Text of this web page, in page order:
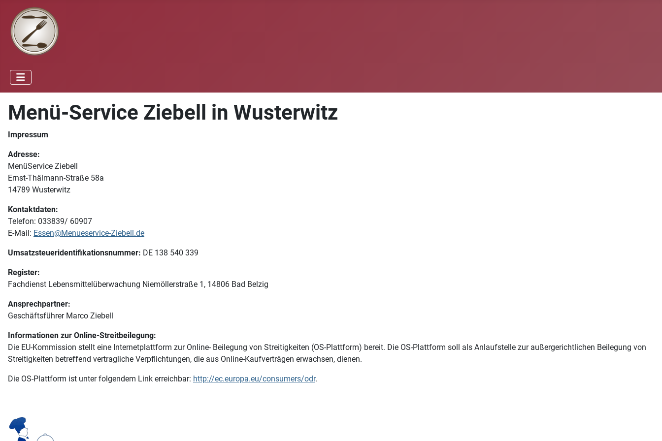
Menü-Service Ziebell in Wusterwitz
Impressum
Adresse:
MenüService Ziebell
Ernst-Thälmann-Straße 58a
14789 Wusterwitz
Kontaktdaten:
Telefon: 033839/ 60907
E-Mail: Essen@Menueservice-Ziebell.de
Umsatzsteueridentifikationsnummer: DE 138 540 339
Register:
Fachdienst Lebensmittelüberwachung Niemöllerstraße 1, 14806 Bad Belzig
Ansprechpartner:
Geschäftsführer Marco Ziebell
Informationen zur Online-Streitbeilegung:
Die EU-Kommission stellt eine Internetplattform zur Online- Beilegung von Streitigkeiten (OS-Plattform) bereit. Die OS-Plattform soll als Anlaufstelle zur außergerichtlichen Beilegung von
Streitigkeiten betreffend vertragliche Verpflichtungen, die aus Online-Kaufverträgen erwachsen, dienen.
Die OS-Plattform ist unter folgendem Link erreichbar: http://ec.europa.eu/consumers/odr.